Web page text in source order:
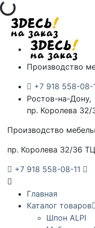
Загрузка...
Производство
+7 918 558-08-
Ростов-на-Дону,
пр. Королева
Производство
пр. Королева 32/36
+7 918 558-08-11
Главная
Каталог товаров
Шпон ALPI